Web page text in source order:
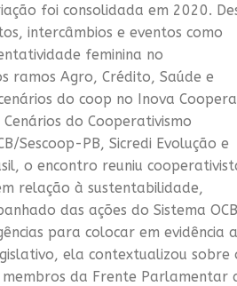
foi consolidada em 2020.
intercâmbios e eventos como
feminina no
ramos Agro, Crédito, Saúde e
do coop no Inova
do Cooperativismo
Sescoop-PB, Sicredi Evolução e
o encontro reuniu
relação à sustentabilidade,
das ações do Sistema OCB
para colocar em evidência a
ela contextualizou sobre
da Frente Parlamentar